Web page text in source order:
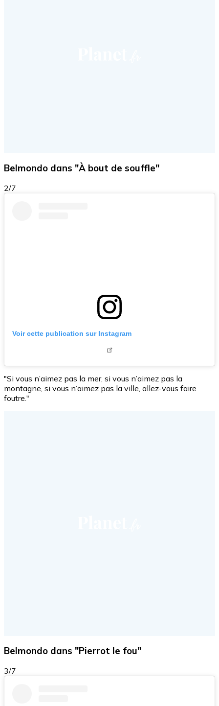
Belmondo dans "À bout de souffle"
2/7
Voir cette publication sur Instagram
"Si vous n’aimez pas la mer, si vous n’aimez pas la
montagne, si vous n’aimez pas la ville, allez-vous faire
foutre."
Belmondo dans "Pierrot le fou"
3/7